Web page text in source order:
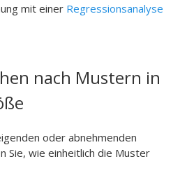
mit einer Regressionsanalyse
nach Mustern in
oder abnehmenden
Sie, wie einheitlich die Muster